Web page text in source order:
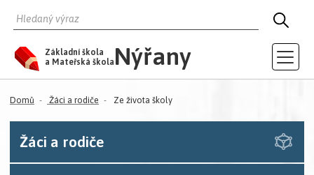
HLEDAT
Základní škola
a Mateřská škola Nýřany
Domů Žáci a rodiče Ze života školy
Žáci a rodiče